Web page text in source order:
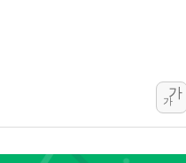
[속보] 민주, 강원
정재헌 CEO, SKT
가
가